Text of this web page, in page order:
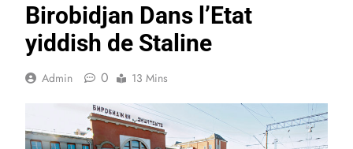
Birobidjan Dans l’Etat
yiddish de Staline
Admin 0 13 Mins